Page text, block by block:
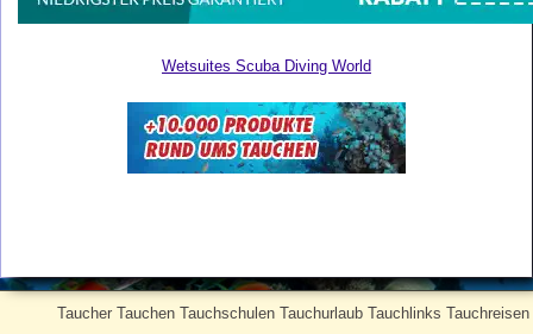
Wetsuites Scuba Diving World
Taucher Tauchen Tauchschulen Tauchurlaub Tauchlinks Tauchreisen